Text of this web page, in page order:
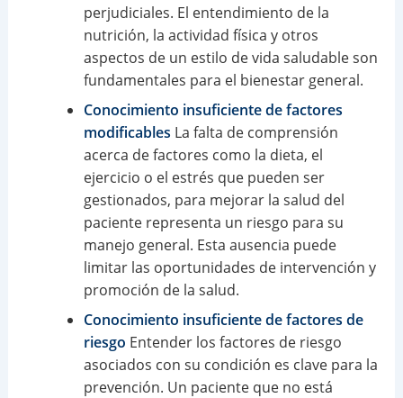
perjudiciales. El entendimiento de la
nutrición, la actividad física y otros
aspectos de un estilo de vida saludable son
fundamentales para el bienestar general.
Conocimiento insuficiente de factores
modificables La falta de comprensión
acerca de factores como la dieta, el
ejercicio o el estrés que pueden ser
gestionados, para mejorar la salud del
paciente representa un riesgo para su
manejo general. Esta ausencia puede
limitar las oportunidades de intervención y
promoción de la salud.
Conocimiento insuficiente de factores de
riesgo Entender los factores de riesgo
asociados con su condición es clave para la
prevención. Un paciente que no está